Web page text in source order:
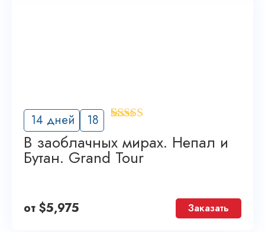
14 дней 18 '
В заоблачных мирах. Непал и
Бутан. Grand Tour
от $5,975 Заказать